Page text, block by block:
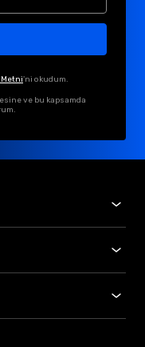
'ni okudum.
ve bu kapsamda